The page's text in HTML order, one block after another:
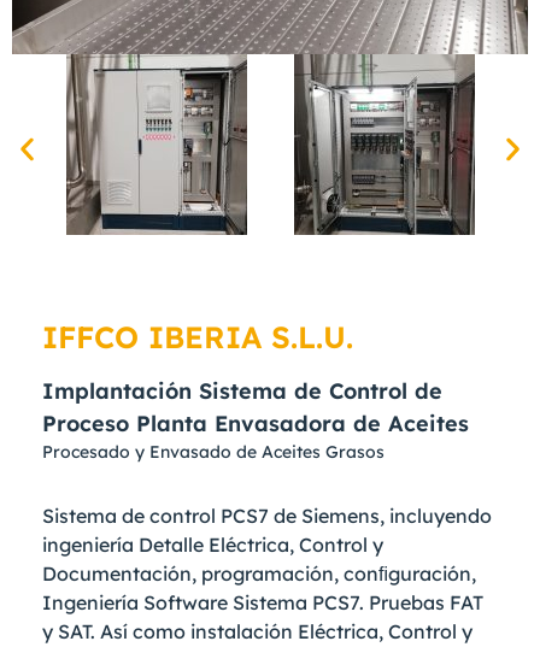
IFFCO IBERIA S.L.U.
Implantación Sistema de Control de
Proceso Planta Envasadora de Aceites
Procesado y Envasado de Aceites Grasos
Sistema de control PCS7 de Siemens, incluyendo
ingeniería Detalle Eléctrica, Control y
Documentación, programación, conﬁguración,
Ingeniería Software Sistema PCS7. Pruebas FAT
y SAT. Así como instalación Eléctrica, Control y